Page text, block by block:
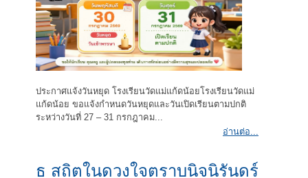
ประกาศแจ้งวันหยุด โรงเรียนวัดแม่แก้ดน้อยโรงเรียนวัดแม่
แก้ดน้อย ขอแจ้งกำหนดวันหยุดและวันเปิดเรียนตามปกติ
ระหว่างวันที่ 27 – 31 กรกฎาคม...
อ่านต่อ...
ธ สถิตในดวงใจตราบนิจนิรันดร์